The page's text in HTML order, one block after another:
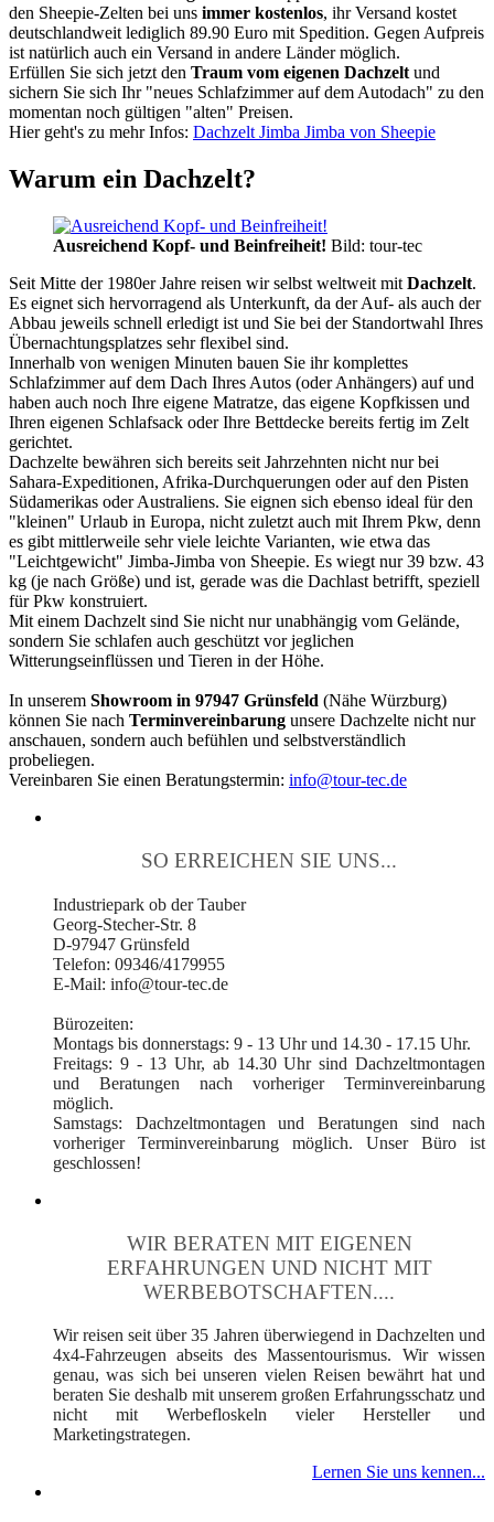
den Sheepie-Zelten bei uns immer kostenlos, ihr Versand kostet
deutschlandweit lediglich 89.90 Euro mit Spedition. Gegen Aufpreis
ist natürlich auch ein Versand in andere Länder möglich.
Erfüllen Sie sich jetzt den Traum vom eigenen Dachzelt und
sichern Sie sich Ihr "neues Schlafzimmer auf dem Autodach" zu den
momentan noch gültigen "alten" Preisen.
Hier geht's zu mehr Infos: Dachzelt Jimba Jimba von Sheepie
Warum ein Dachzelt?
Ausreichend Kopf- und Beinfreiheit! Bild: tour-tec
Seit Mitte der 1980er Jahre reisen wir selbst weltweit mit Dachzelt.
Es eignet sich hervorragend als Unterkunft, da der Auf- als auch der
Abbau jeweils schnell erledigt ist und Sie bei der Standortwahl Ihres
Übernachtungsplatzes sehr flexibel sind.
Innerhalb von wenigen Minuten bauen Sie ihr komplettes
Schlafzimmer auf dem Dach Ihres Autos (oder Anhängers) auf und
haben auch noch Ihre eigene Matratze, das eigene Kopfkissen und
Ihren eigenen Schlafsack oder Ihre Bettdecke bereits fertig im Zelt
gerichtet.
Dachzelte bewähren sich bereits seit Jahrzehnten nicht nur bei
Sahara-Expeditionen, Afrika-Durchquerungen oder auf den Pisten
Südamerikas oder Australiens. Sie eignen sich ebenso ideal für den
"kleinen" Urlaub in Europa, nicht zuletzt auch mit Ihrem Pkw, denn
es gibt mittlerweile sehr viele leichte Varianten, wie etwa das
"Leichtgewicht" Jimba-Jimba von Sheepie. Es wiegt nur 39 bzw. 43
kg (je nach Größe) und ist, gerade was die Dachlast betrifft, speziell
für Pkw konstruiert.
Mit einem Dachzelt sind Sie nicht nur unabhängig vom Gelände,
sondern Sie schlafen auch geschützt vor jeglichen
Witterungseinflüssen und Tieren in der Höhe.
In unserem Showroom in 97947 Grünsfeld (Nähe Würzburg)
können Sie nach Terminvereinbarung unsere Dachzelte nicht nur
anschauen, sondern auch befühlen und selbstverständlich
probeliegen.
Vereinbaren Sie einen Beratungstermin: info@tour-tec.de
SO ERREICHEN SIE UNS...
Industriepark ob der Tauber
Georg-Stecher-Str. 8
D-97947 Grünsfeld
Telefon: 09346/4179955
E-Mail: info@tour-tec.de
Bürozeiten:
Montags bis donnerstags: 9 - 13 Uhr und 14.30 - 17.15 Uhr.
Freitags: 9 - 13 Uhr, ab 14.30 Uhr sind Dachzeltmontagen
und Beratungen nach vorheriger Terminvereinbarung
möglich.
Samstags: Dachzeltmontagen und Beratungen sind nach
vorheriger Terminvereinbarung möglich. Unser Büro ist
geschlossen!
WIR BERATEN MIT EIGENEN
ERFAHRUNGEN UND NICHT MIT
WERBEBOTSCHAFTEN....
Wir reisen seit über 35 Jahren überwiegend in Dachzelten und
4x4-Fahrzeugen abseits des Massentourismus. Wir wissen
genau, was sich bei unseren vielen Reisen bewährt hat und
beraten Sie deshalb mit unserem großen Erfahrungsschatz und
nicht mit Werbefloskeln vieler Hersteller und
Marketingstrategen.
Lernen Sie uns kennen...